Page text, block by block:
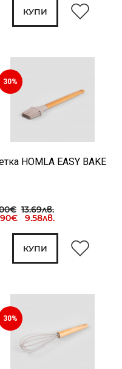
КУПИ
30%
HOMLA EASY BAKE
13.69лв.
9.58лв.
КУПИ
30%